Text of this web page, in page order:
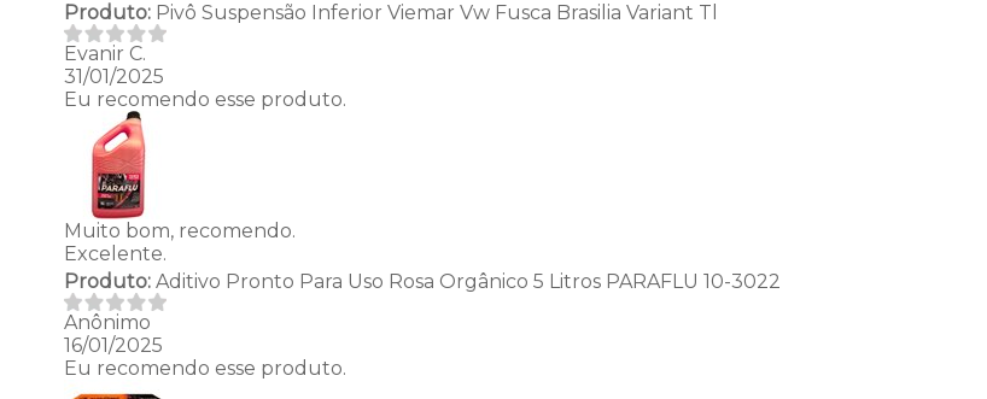
Produto: Pivô Suspensão Inferior Viemar Vw Fusca Brasilia Variant Tl
Evanir C.
31/01/2025
Eu recomendo esse produto.
Muito bom, recomendo.
Excelente.
Produto: Aditivo Pronto Para Uso Rosa Orgânico 5 Litros PARAFLU 10-3022
Anônimo
16/01/2025
Eu recomendo esse produto.